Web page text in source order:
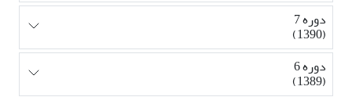
دوره 7
(1390)
دوره 6
(1389)